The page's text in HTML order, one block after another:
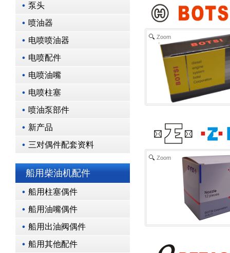
泵头
喷油器
电喷喷油器
电喷配件
电喷油嘴
电喷柱塞
喷油泵部件
新产品
三对偶件配套资料
船用柴油机配件
船用柱塞偶件
船用油嘴偶件
船用出油阀偶件
船用其他配件
Zoom
Zoom